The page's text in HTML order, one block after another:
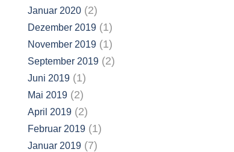
Januar 2020 (2)
Dezember 2019 (1)
November 2019 (1)
September 2019 (2)
Juni 2019 (1)
Mai 2019 (2)
April 2019 (2)
Februar 2019 (1)
Januar 2019 (7)